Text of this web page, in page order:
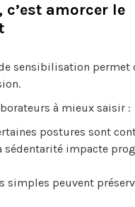
amorcer le
sensibilisation permet
à mieux saisir :
postures sont
sédentarité impacte
simples peuvent